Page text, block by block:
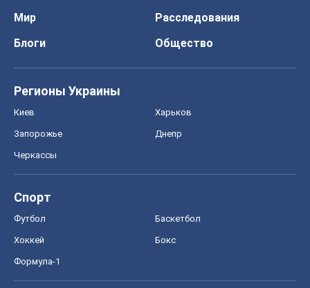
Мир
Расследования
Блоги
Общество
Регионы Украины
Киев Харьков
Запорожье Днепр
Черкассы
Спорт
Футбол Баскетбол
Хоккей Бокс
Формула-1